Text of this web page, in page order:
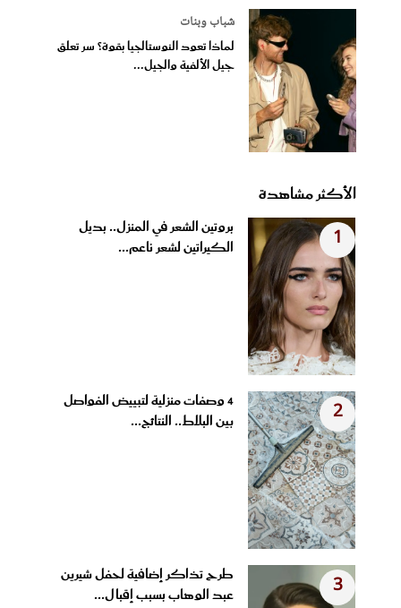
شباب وبنات
لماذا تعود النوستالجيا بقوة؟ سر تعلق
جيل الألفية والجيل...
الأكثر مشاهدة
1
بروتين الشعر في المنزل.. بديل
الكيراتين لشعر ناعم...
2
4 وصفات منزلية لتبييض الفواصل
بين البلاط.. النتائج...
3
طرح تذاكر إضافية لحفل شيرين
عبد الوهاب بسبب إقبال...